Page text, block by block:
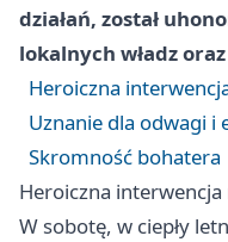
działań, został
lokalnych władz
Heroiczna
Uznanie dla odwagi i
Skromność bohatera
Heroiczna interwencja
W sobotę, w ciepły